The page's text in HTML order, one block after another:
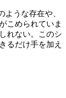
ような存在や、
こめられていま
れない。このシ
るだけ手を加え